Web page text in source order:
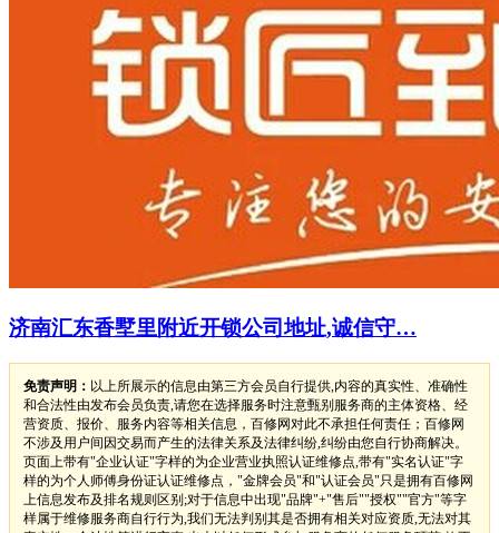
济南汇东香墅里附近开锁公司地址,诚信守…
免责声明： 以上所展示的信息由第三方会员自行提供,内容的真实性、准确性
和合法性由发布会员负责,请您在选择服务时注意甄别服务商的主体资格、经
营资质、报价、服务内容等相关信息，百修网对此不承担任何责任；百修网
不涉及用户间因交易而产生的法律关系及法律纠纷,纠纷由您自行协商解决。
页面上带有"企业认证"字样的为企业营业执照认证维修点,带有"实名认证"字
样的为个人师傅身份证认证维修点，"金牌会员"和"认证会员"只是拥有百修网
上信息发布及排名规则区别;对于信息中出现"品牌"+"售后""授权""官方"等字
样属于维修服务商自行行为,我们无法判别其是否拥有相关对应资质,无法对其